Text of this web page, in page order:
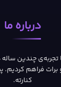
درباره ما
تجربه‌ی چندین
فراهم
کنارته.